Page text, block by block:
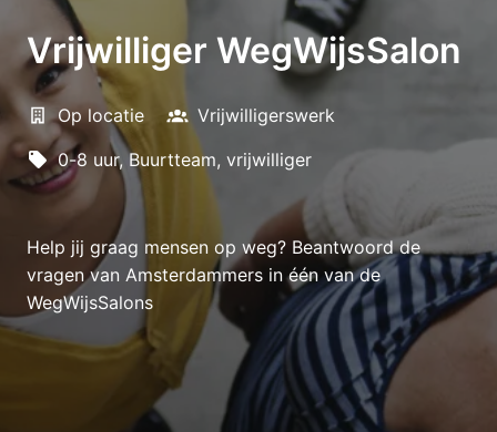
Vrijwilliger WegWijsSalon
Op locatie
Vrijwilligerswerk
0-8 uur, Buurtteam, vrijwilliger
Help jij graag mensen op weg? Beantwoord de
vragen van Amsterdammers in één van de
WegWijsSalons